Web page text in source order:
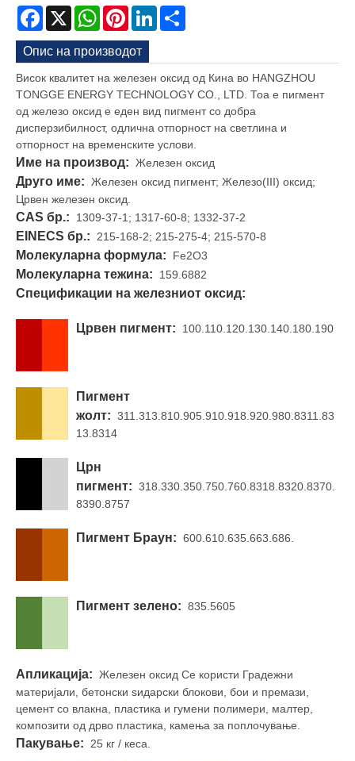
Facebook
X WhatsApp
PinterestLinkedIn
Опис на производот
Висок квалитет на железен оксид од Кина во HANGZHOU
TONGGE ENERGY TECHNOLOGY CO., LTD. Тоа е пигмент
од железо оксид е еден вид пигмент со добра
дисперзибилност, одлична отпорност на светлина и
отпорност на временските услови.
Име на производ: Железен оксид
Друго име: Железен оксид пигмент; Железо(III) оксид;
Црвен железен оксид.
CAS бр.: 1309-37-1; 1317-60-8; 1332-37-2
EINECS бр.: 215-168-2; 215-275-4; 215-570-8
Молекуларна формула: Fe2O3
Молекуларна тежина: 159.6882
Спецификации на железниот оксид:
Црвен пигмент: 100.110.120.130.140.180.190
Пигмент
жолт: 311.313.810.905.910.918.920.980.8311.83
13.8314
Црн
пигмент: 318.330.350.750.760.8318.8320.8370.
8390.8757
Пигмент Браун: 600.610.635.663.686.
Пигмент зелено: 835.5605
Апликација: Железен оксид Се користи Градежни
материјали, бетонски ѕидарски блокови, бои и премази,
цемент со влакна, пластика и гумени полимери, малтер,
композити од дрво пластика, камења за поплочување.
Пакување: 25 кг / кеса.